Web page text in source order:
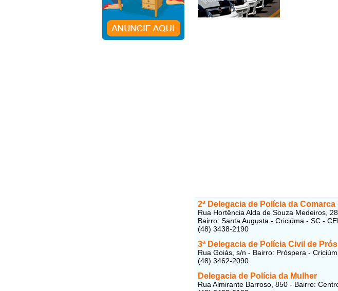
2ª Delegacia de Polícia da
Rua Hortência Alda de Souza Medeiros,
Bairro: Santa Augusta - Criciúma - SC -
(48) 3438-2190
3ª Delegacia de Polícia Civil de
Rua Goiás, s/n - Bairro: Próspera -
(48) 3462-2090
Delegacia de Polícia da Mulher
Rua Almirante Barroso, 850 - Bairro: